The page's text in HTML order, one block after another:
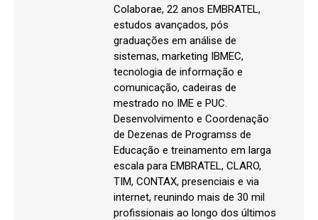
Colaborae, 22 anos EMBRATEL,
estudos avançados, pós
graduações em análise de
sistemas, marketing IBMEC,
tecnologia de informação e
comunicação, cadeiras de
mestrado no IME e PUC.
Desenvolvimento e Coordenação
de Dezenas de Programss de
Educação e treinamento em larga
escala para EMBRATEL, CLARO,
TIM, CONTAX, presenciais e via
internet, reunindo mais de 30 mil
profissionais ao longo dos últimos